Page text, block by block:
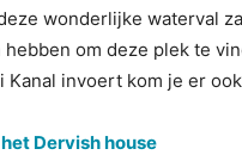
wonderlijke waterval
om deze plek te
Kanal invoert kom je er
Dervish house